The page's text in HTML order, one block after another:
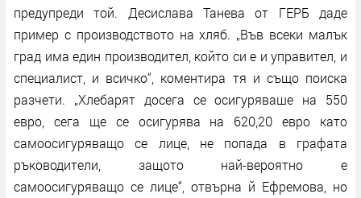
предупреди той. Десислава Танева от ГЕРБ даде
пример с производството на хляб. „Във всеки малък
град има един производител, който си е и управител, и
специалист, и всичко“, коментира тя и също поиска
разчети. „Хлебарят досега се осигуряваше на 550
евро, сега ще се осигурява на 620,20 евро като
самоосигуряващо се лице, не попада в графата
ръководители, защото най-вероятно е
самоосигуряващо се лице“, отвърна й Ефремова, но